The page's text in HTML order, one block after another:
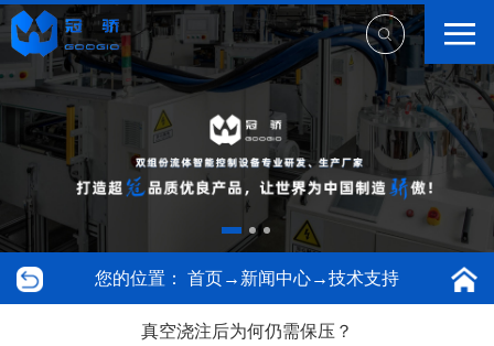
您的位置： 首页→ 新闻中心→技术支持
真空浇注后为何仍需保压？